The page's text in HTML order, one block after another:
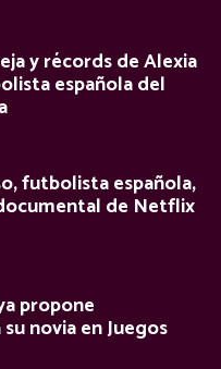
y récords de Alexia
española del
futbolista española,
de Netflix
propone
novia en Juegos